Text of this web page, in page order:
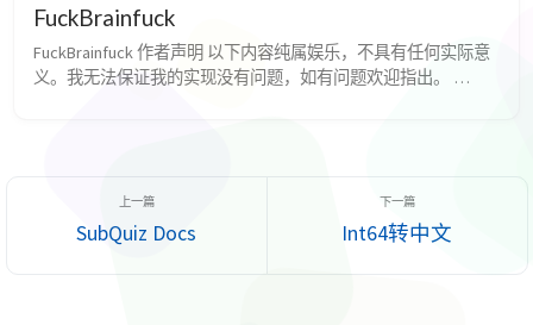
FuckBrainfuck
FuckBrainfuck 作者声明 以下内容纯属娱乐，不具有任何实际意
义。我无法保证我的实现没有问题，如有问题欢迎指出。
个无限长度的字节...
SubQuiz Docs Int64转中文